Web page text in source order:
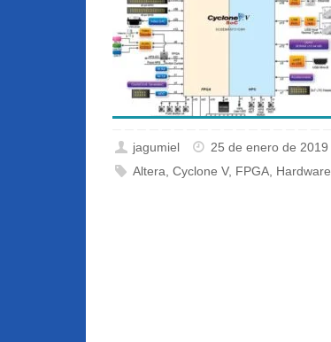
jagumiel 25 de enero de 2019
Altera,Cyclone V, FPGA, Hardware